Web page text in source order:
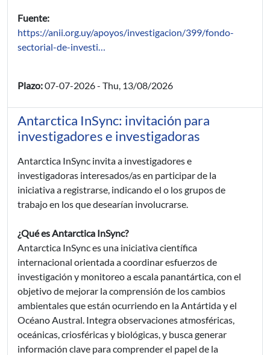
Fuente:
https://anii.org.uy/apoyos/investigacion/399/fondo-
sectorial-de-investi…
Plazo:07-07-2026- Thu, 13/08/2026
Antarctica InSync: invitación para
investigadores e investigadoras
Antarctica InSync invita a investigadores e
investigadoras interesados/as en participar de la
iniciativa a registrarse, indicando el o los grupos de
trabajo en los que desearían involucrarse.
¿Qué es Antarctica InSync?
Antarctica InSync es una iniciativa científica
internacional orientada a coordinar esfuerzos de
investigación y monitoreo a escala panantártica, con el
objetivo de mejorar la comprensión de los cambios
ambientales que están ocurriendo en la Antártida y el
Océano Austral. Integra observaciones atmosféricas,
oceánicas, criosféricas y biológicas, y busca generar
información clave para comprender el papel de la